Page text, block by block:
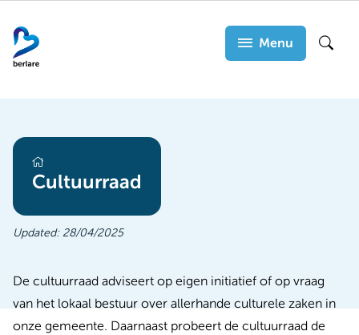
en
naar
Menu
adviesraden
Cultuurraad
Updated: 28/04/2025
De cultuurraad adviseert op eigen initiatief of op vraag
van het lokaal bestuur over allerhande culturele zaken in
onze gemeente. Daarnaast probeert de cultuurraad de